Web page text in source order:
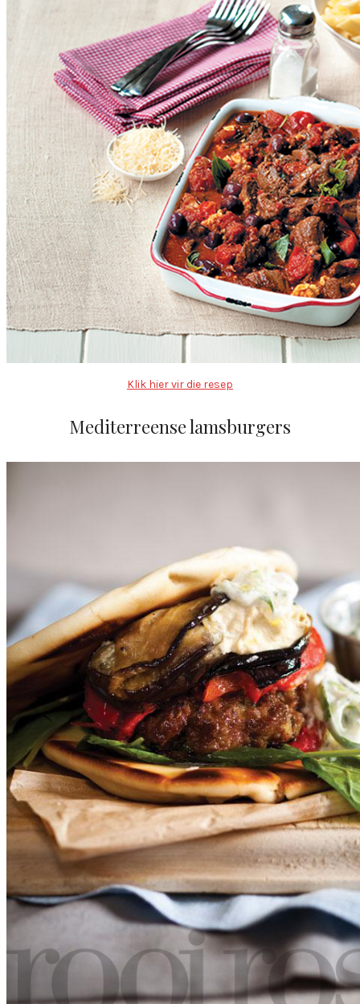
Klik hier vir die resep
Mediterreense lamsburgers